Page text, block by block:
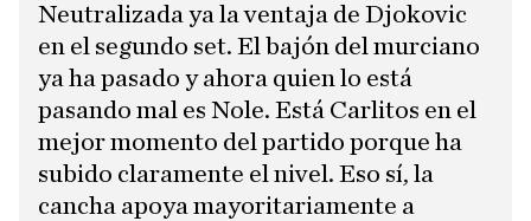
Neutralizada ya la ventaja de Djokovic
en el segundo set. El bajón del murciano
ya ha pasado y ahora quien lo está
pasando mal es Nole. Está Carlitos en el
mejor momento del partido porque ha
subido claramente el nivel. Eso sí, la
cancha apoya mayoritariamente a